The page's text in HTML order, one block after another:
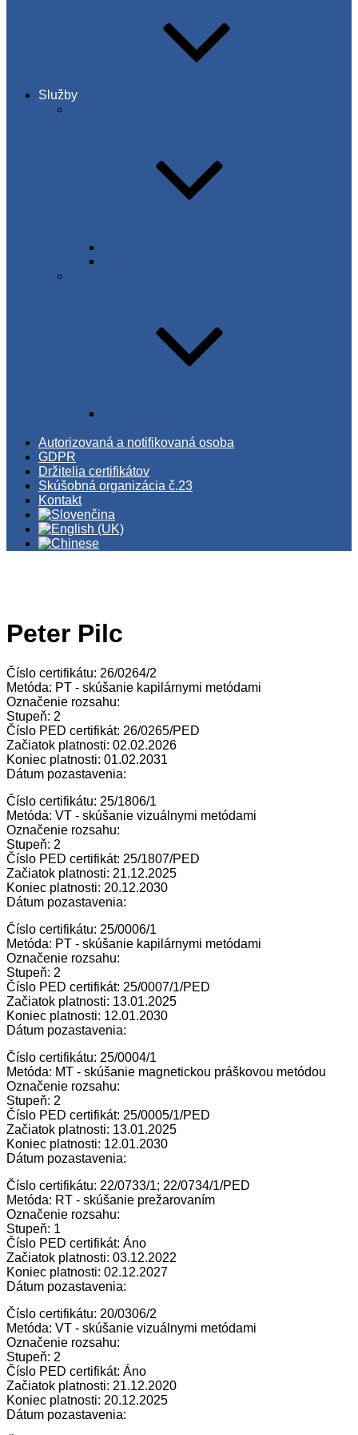
Služby
Autorizovaná a notifikovaná osoba
GDPR
Držitelia certifikátov
Skúšobná organizácia č.23
Kontakt
Peter Pilc
Číslo certifikátu: 26/0264/2
Metóda: PT - skúšanie kapilárnymi metódami
Označenie rozsahu:
Stupeň: 2
Číslo PED certifikát: 26/0265/PED
Začiatok platnosti: 02.02.2026
Koniec platnosti: 01.02.2031
Dátum pozastavenia:
Číslo certifikátu: 25/1806/1
Metóda: VT - skúšanie vizuálnymi metódami
Označenie rozsahu:
Stupeň: 2
Číslo PED certifikát: 25/1807/PED
Začiatok platnosti: 21.12.2025
Koniec platnosti: 20.12.2030
Dátum pozastavenia:
Číslo certifikátu: 25/0006/1
Metóda: PT - skúšanie kapilárnymi metódami
Označenie rozsahu:
Stupeň: 2
Číslo PED certifikát: 25/0007/1/PED
Začiatok platnosti: 13.01.2025
Koniec platnosti: 12.01.2030
Dátum pozastavenia:
Číslo certifikátu: 25/0004/1
Metóda: MT - skúšanie magnetickou práškovou metódou
Označenie rozsahu:
Stupeň: 2
Číslo PED certifikát: 25/0005/1/PED
Začiatok platnosti: 13.01.2025
Koniec platnosti: 12.01.2030
Dátum pozastavenia:
Číslo certifikátu: 22/0733/1; 22/0734/1/PED
Metóda: RT - skúšanie prežarovaním
Označenie rozsahu:
Stupeň: 1
Číslo PED certifikát: Áno
Začiatok platnosti: 03.12.2022
Koniec platnosti: 02.12.2027
Dátum pozastavenia:
Číslo certifikátu: 20/0306/2
Metóda: VT - skúšanie vizuálnymi metódami
Označenie rozsahu:
Stupeň: 2
Číslo PED certifikát: Áno
Začiatok platnosti: 21.12.2020
Koniec platnosti: 20.12.2025
Dátum pozastavenia: